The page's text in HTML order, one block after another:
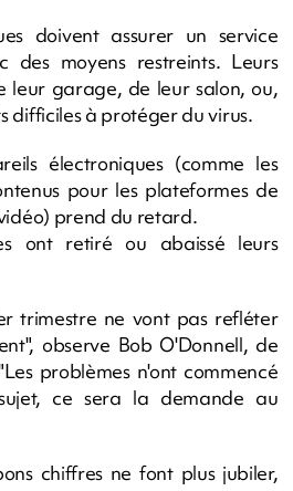
doivent assurer un service
des moyens restreints. Leurs
leur garage, de leur salon, ou,
difficiles à protéger du virus.
électroniques (comme les
pour les plateformes de
prend du retard.
ont retiré ou abaissé leurs
trimestre ne vont pas refléter
observe Bob O'Donnell, de
problèmes n'ont commencé
ce sera la demande au
chiffres ne font plus jubiler,